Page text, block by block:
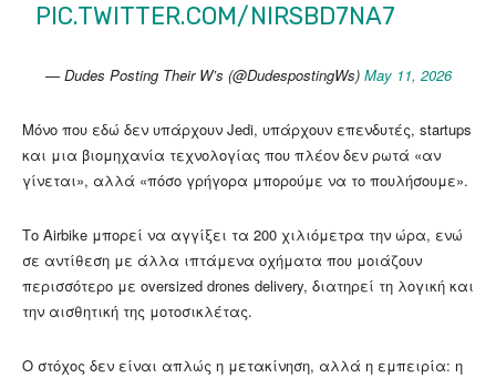
PIC.TWITTER.COM/NIRSBD7NA7
— Dudes Posting Their W’s (@DudespostingWs) May 11, 2026
Μόνο που εδώ δεν υπάρχουν Jedi, υπάρχουν επενδυτές, startups
και μια βιομηχανία τεχνολογίας που πλέον δεν ρωτά «αν
γίνεται», αλλά «πόσο γρήγορα μπορούμε να το πουλήσουμε».
Το Airbike μπορεί να αγγίξει τα 200 χιλιόμετρα την ώρα, ενώ
σε αντίθεση με άλλα ιπτάμενα οχήματα που μοιάζουν
περισσότερο με oversized drones delivery, διατηρεί τη λογική και
την αισθητική της μοτοσικλέτας.
Ο στόχος δεν είναι απλώς η μετακίνηση, αλλά η εμπειρία: η